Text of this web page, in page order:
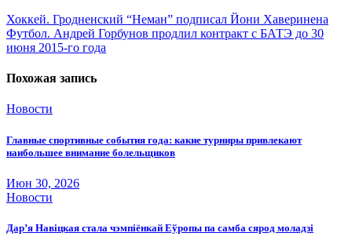
Навигация
по
Хоккей. Гродненский “Неман” подписал Йони Хаверинена
Футбол. Андрей Горбунов продлил контракт с БАТЭ до 30
июня 2015-го года
Похожая запись
Новости
Главные спортивные события года: какие турниры привлекают
наибольшее внимание болельщиков
Июн 30, 2026
Новости
Дар’я Навіцкая стала чэмпіёнкай Еўропы па самба сярод моладзі